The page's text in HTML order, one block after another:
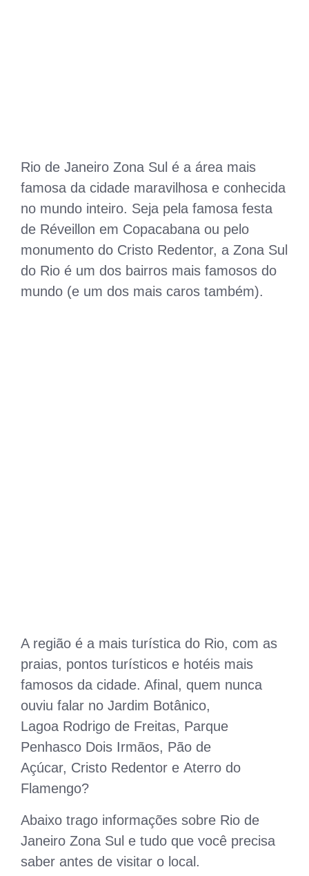
Rio de Janeiro Zona Sul é a área mais
famosa da cidade maravilhosa e conhecida
no mundo inteiro. Seja pela famosa festa
de Réveillon em Copacabana ou pelo
monumento do Cristo Redentor, a Zona Sul
do Rio é um dos bairros mais famosos do
mundo (e um dos mais caros também).
A região é a mais turística do Rio, com as
praias, pontos turísticos e hotéis mais
famosos da cidade. Afinal, quem nunca
ouviu falar no Jardim Botânico,
Lagoa Rodrigo de Freitas, Parque
Penhasco Dois Irmãos, Pão de
Açúcar, Cristo Redentor e Aterro do
Flamengo?
Abaixo trago informações sobre Rio de
Janeiro Zona Sul e tudo que você precisa
saber antes de visitar o local.